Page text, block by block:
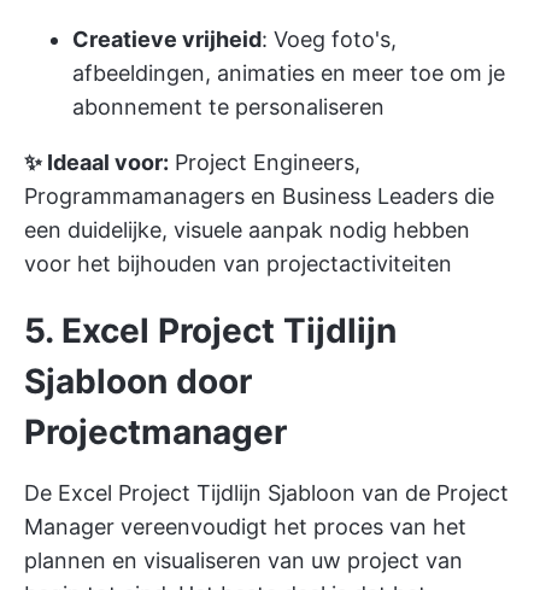
Creatieve vrijheid: Voeg foto's,
afbeeldingen, animaties en meer toe om je
abonnement te personaliseren
✨ Ideaal voor: Project Engineers,
Programmamanagers en Business Leaders die
een duidelijke, visuele aanpak nodig hebben
voor het bijhouden van projectactiviteiten
5. Excel Project Tijdlijn
Sjabloon door
Projectmanager
De Excel Project Tijdlijn Sjabloon van de Project
Manager vereenvoudigt het proces van het
plannen en visualiseren van uw project van